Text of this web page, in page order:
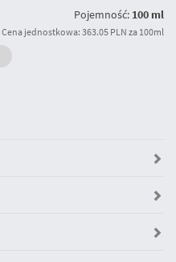
Pojemność: 100 ml
Cena jednostkowa: 363.05 PLN za 100ml